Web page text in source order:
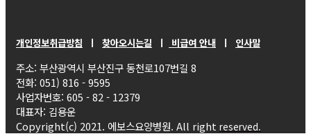
개인정보취급방침 ㅣ 찾아오시는길 ㅣ 비급여 안내 ㅣ 인사말
주소: 부산광역시 부산진구 동천로107번길 8
전화: 051) 816 - 9595
사업자번호: 605 - 82 - 12379
대표자: 김용운
Copyright(c) 2021. 에보스요양병원. All right reserved.